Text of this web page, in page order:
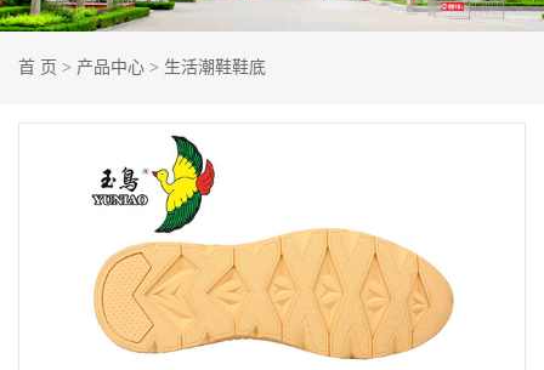
首 页 > 产品中心 > 生活潮鞋鞋底